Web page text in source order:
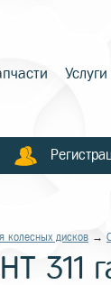
Услуги
колесных дисков →
311